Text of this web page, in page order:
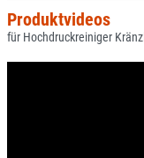
Produktvideos
für Hochdruckreiniger